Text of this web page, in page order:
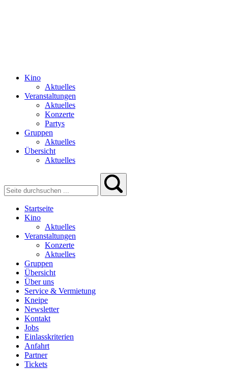
Kino
Aktuelles
Veranstaltungen
Aktuelles
Konzerte
Partys
Gruppen
Aktuelles
Übersicht
Aktuelles
Startseite
Kino
Aktuelles
Veranstaltungen
Konzerte
Aktuelles
Gruppen
Übersicht
Über uns
Service & Vermietung
Kneipe
Newsletter
Kontakt
Jobs
Einlasskriterien
Anfahrt
Partner
Tickets